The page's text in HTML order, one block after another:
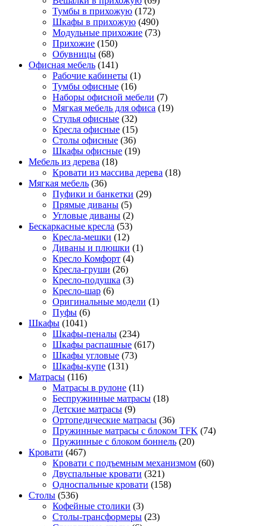
Тумбы в прихожую (172)
Шкафы в прихожую (490)
Модульные прихожие (73)
Прихожие (150)
Обувницы (68)
Офисная мебель (141)
Рабочие кабинеты (1)
Тумбы офисные (16)
Наборы офисной мебели (7)
Мягкая мебель для офиса (19)
Стулья офисные (32)
Кресла офисные (15)
Столы офисные (36)
Шкафы офисные (19)
Мебель из дерева (18)
Кровати из массива дерева (18)
Мягкая мебель (36)
Пуфики и банкетки (29)
Прямые диваны (5)
Угловые диваны (2)
Бескаркасные кресла (53)
Кресла-мешки (12)
Диваны и плюшки (1)
Кресло Комфорт (4)
Кресла-груши (26)
Кресло-подушка (3)
Кресло-шар (6)
Оригинальные модели (1)
Пуфы (6)
Шкафы (1041)
Шкафы-пеналы (234)
Шкафы распашные (617)
Шкафы угловые (73)
Шкафы-купе (131)
Матрасы (116)
Матрасы в рулоне (11)
Беспружинные матрасы (18)
Детские матрасы (9)
Ортопедические матрасы (36)
Пружинные матрасы с блоком TFK (74)
Пружинные с блоком боннель (20)
Кровати (467)
Кровати с подъемным механизмом (60)
Двуспальные кровати (321)
Односпальные кровати (158)
Столы (536)
Кофейные столики (3)
Столы-трансформеры (23)